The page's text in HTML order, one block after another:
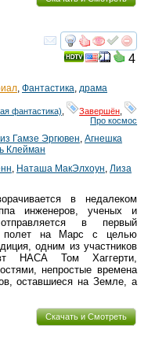
смотреть
4
, Фантастика, драма
фантастика) Завершён
Про космос
Гамзе Эргювен, Агнешка
Клейман
, Наташа МакЭлхоун, Лиза
в недалеком
инженеров, ученых и
в первый
полет на Марс с целью
одним из участников
НАСА Том Хаггерти,
непростые времена
оставшиеся на Земле, а
Скачать и Смотреть